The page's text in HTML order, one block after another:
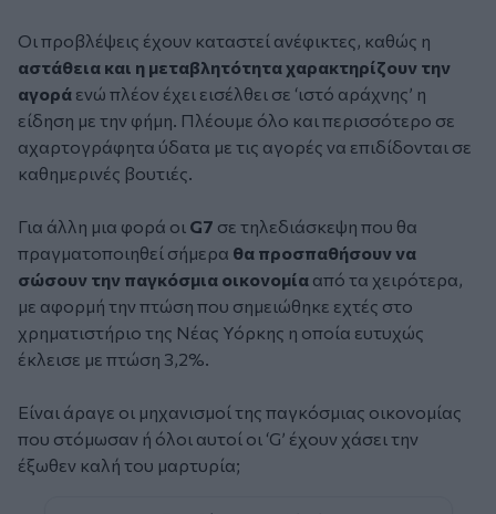
Οι προβλέψεις έχουν καταστεί ανέφικτες, καθώς η
αστάθεια και η μεταβλητότητα χαρακτηρίζουν την
αγορά ενώ πλέον έχει εισέλθει σε ‘ιστό αράχνης’ η
είδηση με την φήμη. Πλέουμε όλο και περισσότερο σε
αχαρτογράφητα ύδατα με τις αγορές να επιδίδονται σε
καθημερινές βουτιές.
Για άλλη μια φορά οι G7 σε τηλεδιάσκεψη που θα
πραγματοποιηθεί σήμερα θα προσπαθήσουν να
σώσουν την παγκόσμια οικονομία από τα χειρότερα,
με αφορμή την πτώση που σημειώθηκε εχτές στο
χρηματιστήριο της Νέας Υόρκης η οποία ευτυχώς
έκλεισε με πτώση 3,2%.
Είναι άραγε οι μηχανισμοί της παγκόσμιας οικονομίας
που στόμωσαν ή όλοι αυτοί οι ‘G’ έχουν χάσει την
έξωθεν καλή του μαρτυρία;